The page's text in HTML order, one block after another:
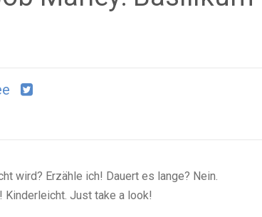
wird? Erzähle ich! Dauert es lange? Nein.
Kinderleicht. Just take a look!